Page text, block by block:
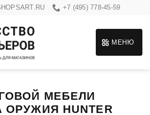
+7 (495) 778-45-59
МЕНЮ
МЕБЕЛИ
HUNTER